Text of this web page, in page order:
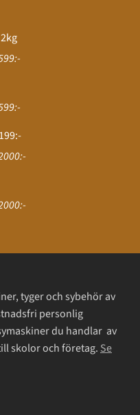
tyger och sybehör av
personlig
du handlar av
skolor och företag. Se